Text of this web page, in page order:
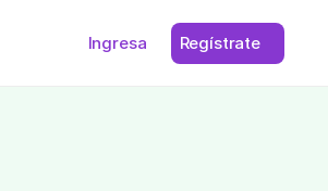
Ingresa Regístrate